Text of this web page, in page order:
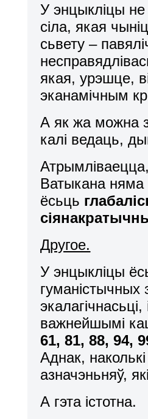
У энцыкліцы
сіла, якая
сьвету –
якая, урэшце,
эканамічным
А як жа можна
калі ведаць,
Ватыкана няма
ёсьць
Другое.
У энцыкліцы
гуманістычных
важнейшымі
61, 81, 88, 94,
Аднак,
азначэньняў,
А гэта істотна.